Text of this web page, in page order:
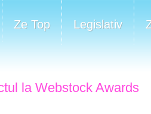
Ze Top Legislativ
la Webstock Awards